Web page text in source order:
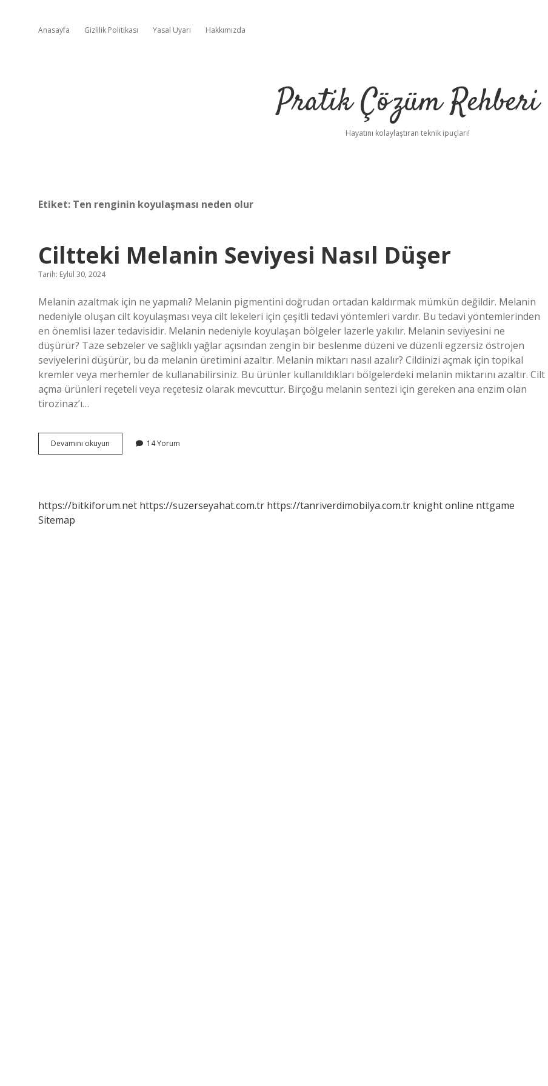
Anasayfa Gizlilik Politikası Yasal Uyarı Hakkımızda
Pratik Çözüm Rehberi
Hayatını kolaylaştıran teknik ipuçları!
Etiket: Ten renginin koyulaşması neden olur
Ciltteki Melanin Seviyesi Nasıl Düşer
Tarih: Eylül 30, 2024
Melanin azaltmak için ne yapmalı? Melanin pigmentini doğrudan ortadan kaldırmak mümkün değildir. Melanin
nedeniyle oluşan cilt koyulaşması veya cilt lekeleri için çeşitli tedavi yöntemleri vardır. Bu tedavi yöntemlerinden
en önemlisi lazer tedavisidir. Melanin nedeniyle koyulaşan bölgeler lazerle yakılır. Melanin seviyesini ne
düşürür? Taze sebzeler ve sağlıklı yağlar açısından zengin bir beslenme düzeni ve düzenli egzersiz östrojen
seviyelerini düşürür, bu da melanin üretimini azaltır. Melanin miktarı nasıl azalır? Cildinizi açmak için topikal
kremler veya merhemler de kullanabilirsiniz. Bu ürünler kullanıldıkları bölgelerdeki melanin miktarını azaltır. Cilt
açma ürünleri reçeteli veya reçetesiz olarak mevcuttur. Birçoğu melanin sentezi için gereken ana enzim olan
tirozinaz’ı…
Devamını okuyun
Melanin
14 Yorum
https://bitkiforum.net https://suzerseyahat.com.tr https://tanriverdimobilya.com.tr knight online nttgame
Sitemap